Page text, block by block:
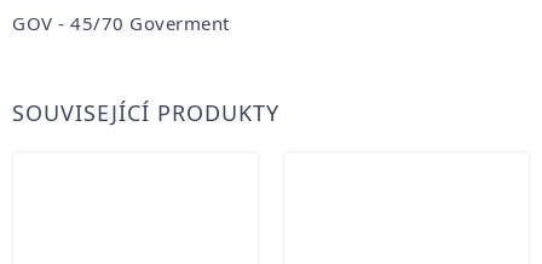
GOV - 45/70 Goverment
SOUVISEJÍCÍ PRODUKTY